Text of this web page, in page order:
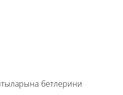
бетлерини